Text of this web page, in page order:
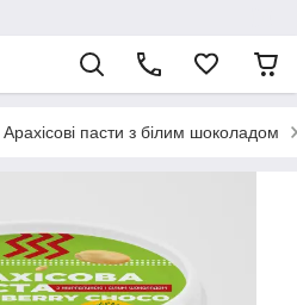
Арахісові пасти з білим шоколадом